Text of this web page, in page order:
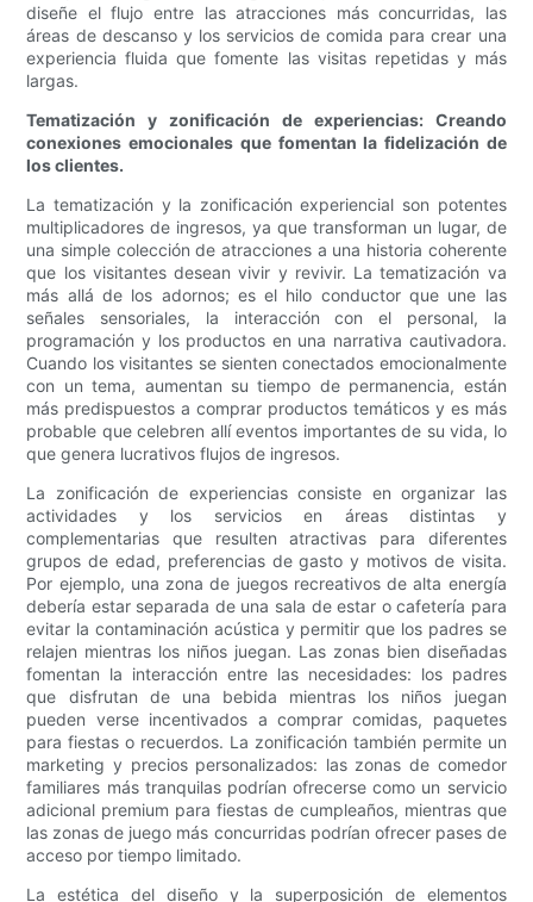
diseñe el flujo entre las atracciones más concurridas, las
áreas de descanso y los servicios de comida para crear una
experiencia fluida que fomente las visitas repetidas y más
largas.
Tematización y zonificación de experiencias: Creando
conexiones emocionales que fomentan la fidelización de
los clientes.
La tematización y la zonificación experiencial son potentes
multiplicadores de ingresos, ya que transforman un lugar, de
una simple colección de atracciones a una historia coherente
que los visitantes desean vivir y revivir. La tematización va
más allá de los adornos; es el hilo conductor que une las
señales sensoriales, la interacción con el personal, la
programación y los productos en una narrativa cautivadora.
Cuando los visitantes se sienten conectados emocionalmente
con un tema, aumentan su tiempo de permanencia, están
más predispuestos a comprar productos temáticos y es más
probable que celebren allí eventos importantes de su vida, lo
que genera lucrativos flujos de ingresos.
La zonificación de experiencias consiste en organizar las
actividades y los servicios en áreas distintas y
complementarias que resulten atractivas para diferentes
grupos de edad, preferencias de gasto y motivos de visita.
Por ejemplo, una zona de juegos recreativos de alta energía
debería estar separada de una sala de estar o cafetería para
evitar la contaminación acústica y permitir que los padres se
relajen mientras los niños juegan. Las zonas bien diseñadas
fomentan la interacción entre las necesidades: los padres
que disfrutan de una bebida mientras los niños juegan
pueden verse incentivados a comprar comidas, paquetes
para fiestas o recuerdos. La zonificación también permite un
marketing y precios personalizados: las zonas de comedor
familiares más tranquilas podrían ofrecerse como un servicio
adicional premium para fiestas de cumpleaños, mientras que
las zonas de juego más concurridas podrían ofrecer pases de
acceso por tiempo limitado.
La estética del diseño y la superposición de elementos